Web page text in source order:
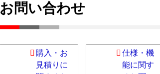
お問い合わせ
購入・お
見積りに
仕様・機
能に関す